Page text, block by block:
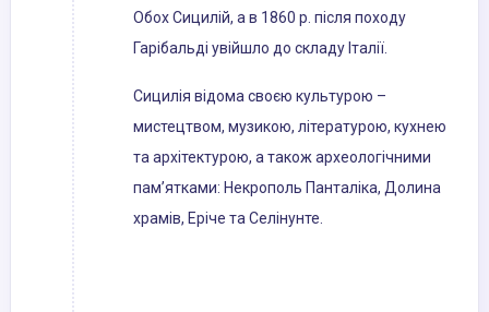
Обох Сицилій, а в 1860 р. після походу
Гарібальді увійшло до складу Італії.
Сицилія відома своєю культурою –
мистецтвом, музикою, літературою, кухнею
та архітектурою, а також археологічними
пам’ятками: Некрополь Панталіка, Долина
храмів, Еріче та Селінунте.